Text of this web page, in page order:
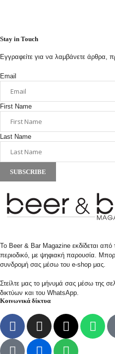
Stay in Touch
Εγγραφείτε για να λαμβάνετε άρθρα,
Email
First Name
Last Name
SUBSCRIBE
Το Beer & Bar Magazine εκδίδεται από
περιοδικό, με ψηφιακή παρουσία.
συνδρομή σας μέσω του e-shop μας.
Στείλτε μας το μήνυμά σας μέσω της
δικτύων και του WhatsApp.
Κοινωνικά δίκτυα